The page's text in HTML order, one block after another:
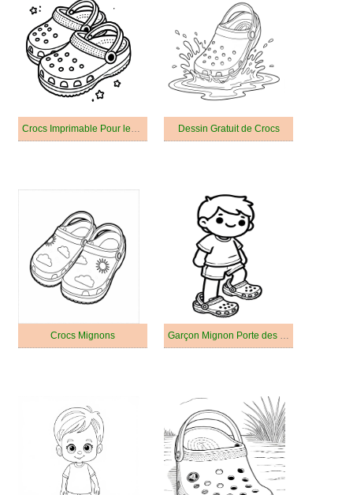
Crocs Imprimable Pour les Enfants Dessin Gratuit de Crocs
Crocs Mignons Garçon Mignon Porte des Crocs